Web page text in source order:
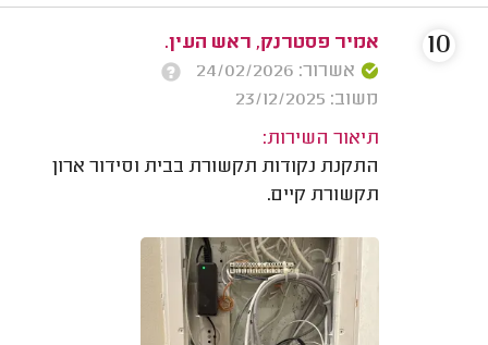
אמיר פסטרנק, ראש העין.
אשרור: 24/02/2026
משוב: 23/12/2025
תיאור השירות:
התקנת נקודות תקשורת בבית וסידור ארון
תקשורת קיים.
10